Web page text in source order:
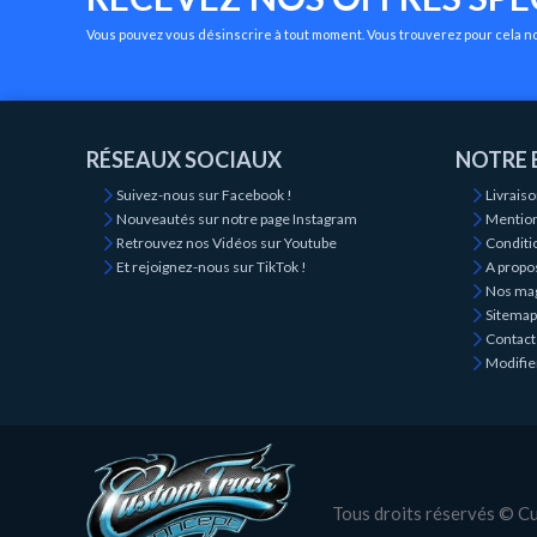
Vous pouvez vous désinscrire à tout moment. Vous trouverez pour
RÉSEAUX SOCIAUX
Suivez-nous sur Facebook !
Nouveautés sur notre page Instagram
Retrouvez nos Vidéos sur Youtube
Et rejoignez-nous sur TikTok !
NOTRE
A
Nos
Sitemap
Tous droits réservés ©